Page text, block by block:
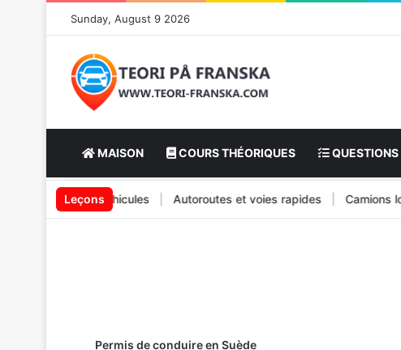
Sunday, August 9 2026
MAISON COURS THÉORIQUES
Leçons
des véhicules | Autoroutes et voies rapides | Camions
Permis de conduire en Suède